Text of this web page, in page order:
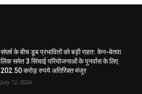
संघर्ष के बीच डूब प्रभावितों को बड़ी राहत: केन-बेतवा
लिंक समेत 3 सिंचाई परियोजनाओं के पुनर्वास के लिए
202.50 करोड़ रुपये अतिरिक्त मंजूर
July 12, 2026